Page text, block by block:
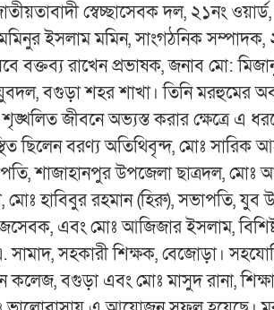
স্বেচ্ছাসেবক দল, ২১নং
ইসলাম মমিন, সাংগঠনিক সম্পাদক,
বক্তব্য রাখেন প্রভাষক, জনাব মো:
বগুড়া শহর শাখা। তিনি মরহুমের
জীবনে অভ্যস্ত করার ক্ষেত্রে এ
ছিলেন বরণ্য অতিথিবৃন্দ, মোঃ সারিক
শাজাহানপুর উপজেলা ছাত্রদল, মোঃ
হাবিবুর রহমান (হিরু), সভাপতি, যুব
এবং মোঃ আজিজার ইসলাম,
সহকারী শিক্ষক, বেজোড়া।
কলেজ, বগুড়া এবং মোঃ মাসুদ রানা,